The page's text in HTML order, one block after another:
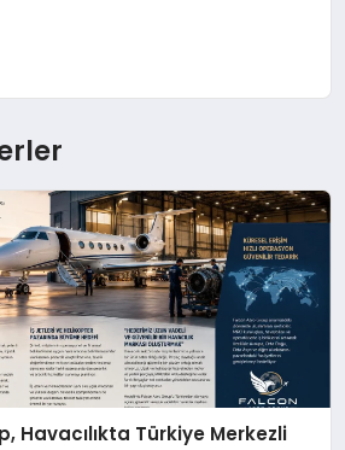
Havacılıkta Türkiye Merkezli